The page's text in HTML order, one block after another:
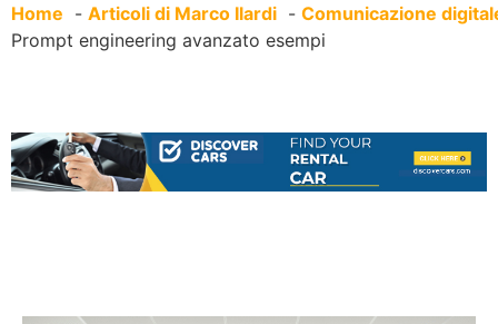
Home
Articoli di Marco Ilardi
Comunicazione
Prompt engineering avanzato esempi